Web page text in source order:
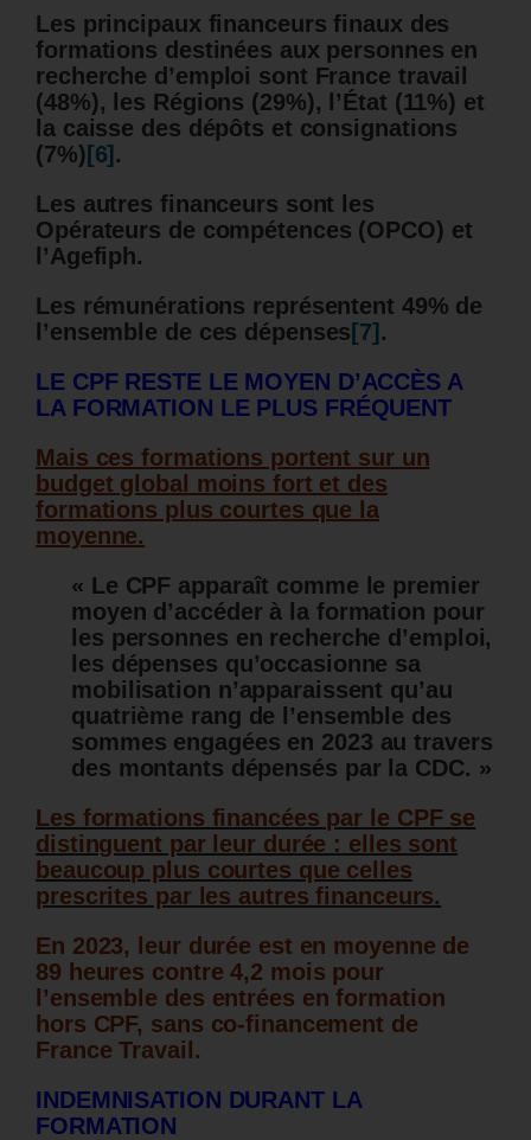
Les principaux financeurs finaux des
formations destinées aux personnes en
recherche d’emploi sont France travail
(48%), les Régions (29%), l’État (11%) et
la caisse des dépôts et consignations
(7%) [6] .
Les autres financeurs sont les
Opérateurs de compétences (OPCO) et
l’Agefiph.
Les rémunérations représentent 49% de
l’ensemble de ces dépenses [7] .
LE CPF RESTE LE MOYEN D’ACCÈS A
LA FORMATION LE PLUS FRÉQUENT
Mais ces formations portent sur un
budget global moins fort et des
formations plus courtes que la
moyenne.
« Le CPF apparaît comme le premier
moyen d’accéder à la formation pour
les personnes en recherche d’emploi,
les dépenses qu’occasionne sa
mobilisation n’apparaissent qu’au
quatrième rang de l’ensemble des
sommes engagées en 2023 au travers
des montants dépensés par la CDC. »
Les formations financées par le CPF se
distinguent par leur durée : elles sont
beaucoup plus courtes que celles
prescrites par les autres financeurs.
En 2023, leur durée est en moyenne de
89 heures contre 4,2 mois pour
l’ensemble des entrées en formation
hors CPF, sans co-financement de
France Travail.
INDEMNISATION DURANT LA
FORMATION